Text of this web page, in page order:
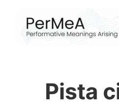
contenuto
Pista